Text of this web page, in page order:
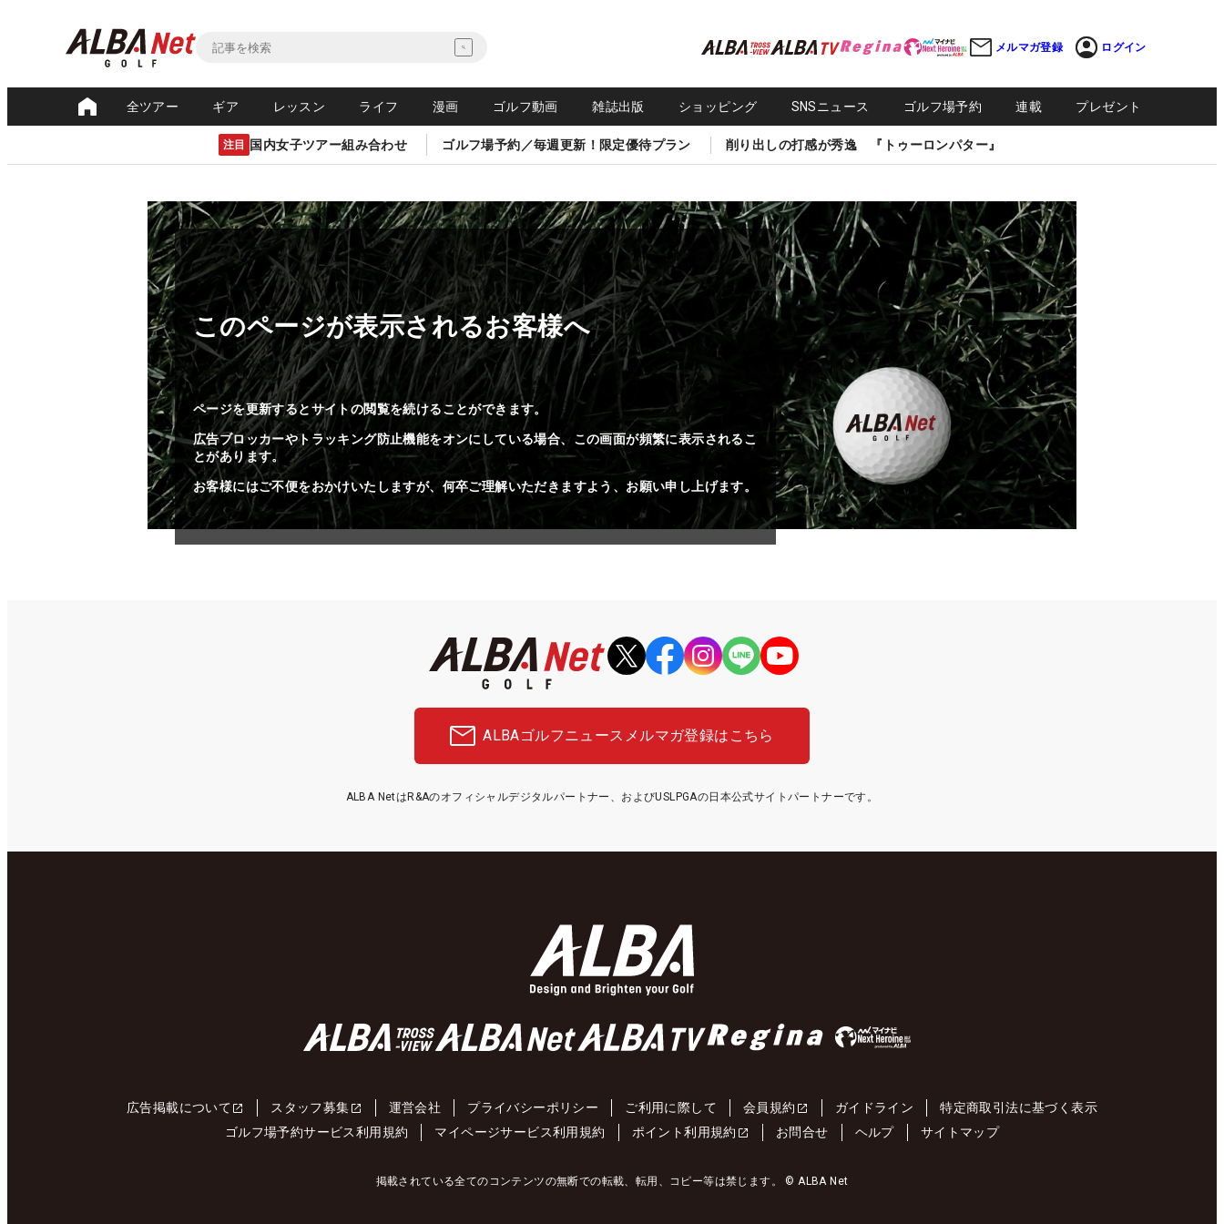
メルマガ登録 ログイン
全ツアー ギア レッスン ライフ 漫画 ゴルフ動画 雑誌出版 ショッピング SNSニュース ゴルフ場予約 連載 プレゼント
注目 国内女子ツアー組み合わせ ゴルフ場予約／毎週更新！限定優待プラン 削り出しの打感が秀逸 『トゥーロンパター』
このページが表示されるお客様へ
ページを更新するとサイトの閲覧を続けることができます。
広告ブロッカーやトラッキング防止機能をオンにしている場合、この画面が頻繁に表示されるこ
とがあります。
お客様にはご不便をおかけいたしますが、何卒ご理解いただきますよう、お願い申し上げます。
ALBAゴルフニュース メルマガ登録はこちら
ALBA NetはR&Aのオフィシャルデジタルパートナー、およびUSLPGAの日本公式サイトパートナーです。
広告掲載について スタッフ募集 運営会社 プライバシーポリシー ご利用に際して 会員規約 ガイドライン
特定商取引法に基づく表示
ゴルフ場予約サービス利用規約
マイページサービス利用規約 ポイント利用規約 お問合せ ヘルプ サイトマップ
掲載されている全てのコンテンツの無断での転載、転用、コピー等は禁じます。 © ALBA Net